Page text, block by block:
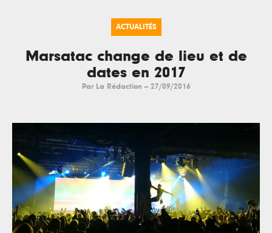
ACTUALITÉS
Marsatac change de lieu et de
dates en 2017
Par La Rédaction -- 27/09/2016